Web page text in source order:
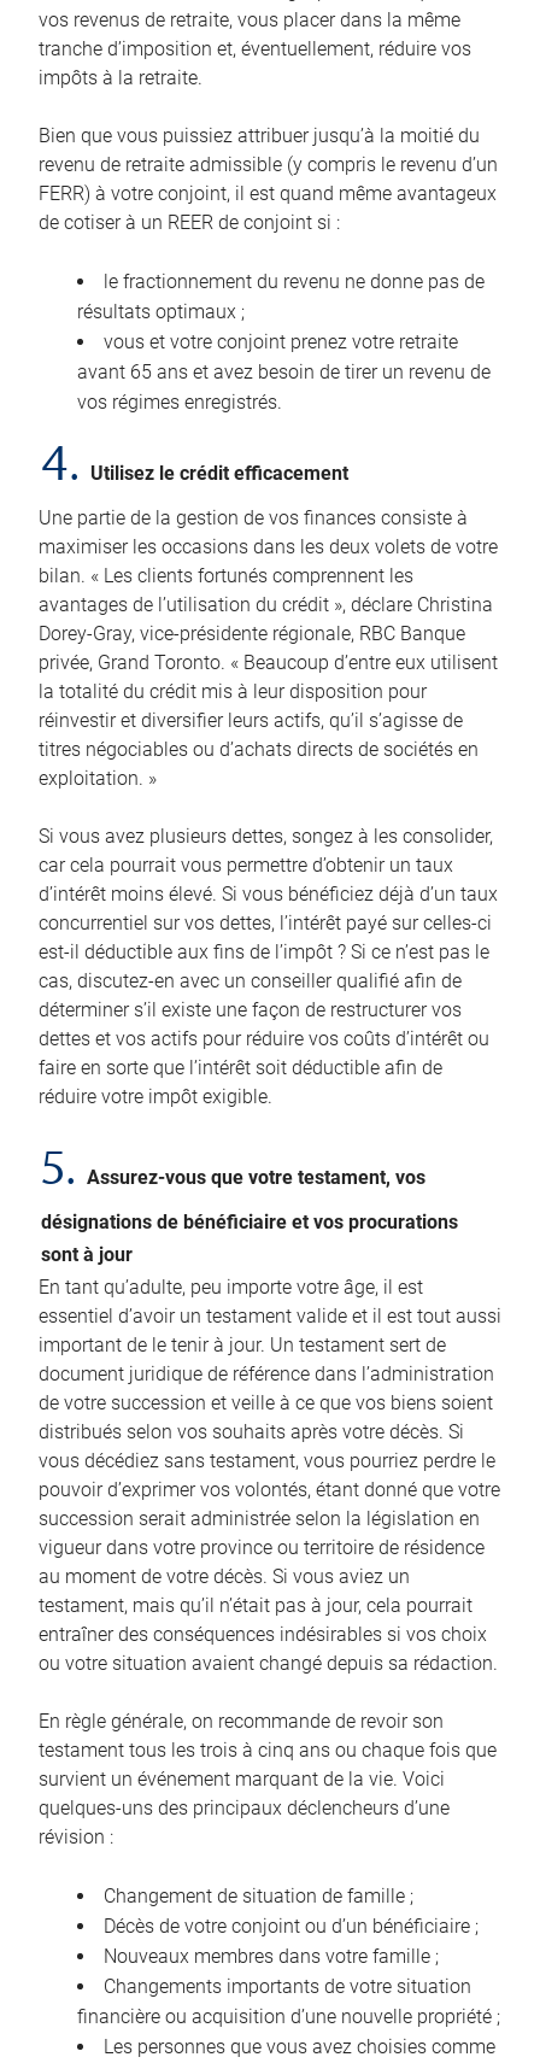
vos revenus de retraite, vous placer dans la même
tranche d’imposition et, éventuellement, réduire vos
impôts à la retraite.
Bien que vous puissiez attribuer jusqu’à la moitié du
revenu de retraite admissible (y compris le revenu d’un
FERR) à votre conjoint, il est quand même avantageux
de cotiser à un REER de conjoint si :
le fractionnement du revenu ne donne pas de
résultats optimaux ;
vous et votre conjoint prenez votre retraite
avant 65 ans et avez besoin de tirer un revenu de
vos régimes enregistrés.
4.
Utilisez le crédit efficacement
Une partie de la gestion de vos finances consiste à
maximiser les occasions dans les deux volets de votre
bilan. « Les clients fortunés comprennent les
avantages de l’utilisation du crédit », déclare Christina
Dorey-Gray, vice-présidente régionale, RBC Banque
privée, Grand Toronto. « Beaucoup d’entre eux utilisent
la totalité du crédit mis à leur disposition pour
réinvestir et diversifier leurs actifs, qu’il s’agisse de
titres négociables ou d’achats directs de sociétés en
exploitation. »
Si vous avez plusieurs dettes, songez à les consolider,
car cela pourrait vous permettre d’obtenir un taux
d’intérêt moins élevé. Si vous bénéficiez déjà d’un taux
concurrentiel sur vos dettes, l’intérêt payé sur celles-ci
est-il déductible aux fins de l’impôt ? Si ce n’est pas le
cas, discutez-en avec un conseiller qualifié afin de
déterminer s’il existe une façon de restructurer vos
dettes et vos actifs pour réduire vos coûts d’intérêt ou
faire en sorte que l’intérêt soit déductible afin de
réduire votre impôt exigible.
5. Assurez-vous que votre testament, vos
désignations de bénéficiaire et vos procurations
sont à jour
En tant qu’adulte, peu importe votre âge, il est
essentiel d’avoir un testament valide et il est tout aussi
important de le tenir à jour. Un testament sert de
document juridique de référence dans l’administration
de votre succession et veille à ce que vos biens soient
distribués selon vos souhaits après votre décès. Si
vous décédiez sans testament, vous pourriez perdre le
pouvoir d’exprimer vos volontés, étant donné que votre
succession serait administrée selon la législation en
vigueur dans votre province ou territoire de résidence
au moment de votre décès. Si vous aviez un
testament, mais qu’il n’était pas à jour, cela pourrait
entraîner des conséquences indésirables si vos choix
ou votre situation avaient changé depuis sa rédaction.
En règle générale, on recommande de revoir son
testament tous les trois à cinq ans ou chaque fois que
survient un événement marquant de la vie. Voici
quelques-uns des principaux déclencheurs d’une
révision :
Changement de situation de famille ;
Décès de votre conjoint ou d’un bénéficiaire ;
Nouveaux membres dans votre famille ;
Changements importants de votre situation
financière ou acquisition d’une nouvelle propriété ;
Les personnes que vous avez choisies comme